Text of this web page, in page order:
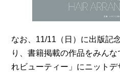
なお、11/11（日）に出版記
り、書籍掲載の作品をみん
れビューティー」にニット